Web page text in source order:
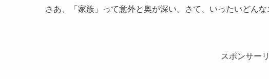
さあ、「家族」って意外と奥が深い。さて、いったいどん
スポンサー